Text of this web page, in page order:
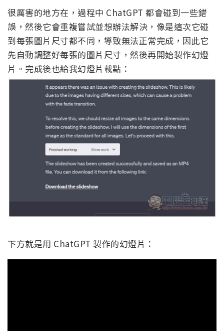
很厲害的地方在，過程中 ChatGPT 都會碰到一些錯
誤，然後它會重複嘗試並想辦法解決，像是這次它碰
到每張圖片尺寸都不同，導致無法正常完成，因此它
先自動調整好每張的圖片尺寸，然後再開始製作幻燈
片。完成後也給我幻燈片載點：
下方就是用 ChatGPT 製作的幻燈片：